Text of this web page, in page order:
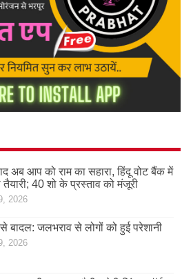
अब आप को राम का सहारा, हिंदू वोट बैंक में
तैयारी; 40 शो के प्रस्ताव को मंजूरी
2026
बादल: जलभराव से लोगों को हुई परेशानी
2026